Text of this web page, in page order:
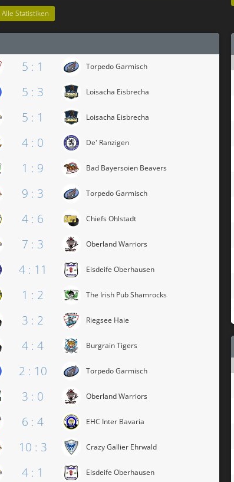
Alle Statistiken
5 : 1 Torpedo Garmisch
5 : 3 Loisacha Eisbrecha
5 : 1 Loisacha Eisbrecha
4 : 0 De' Ranzigen
1 : 9 Bad Bayersoien Beavers
9 : 3 Torpedo Garmisch
4 : 6 Chiefs Ohlstadt
7 : 3 Oberland Warriors
4 : 11 Eisdeife Oberhausen
1 : 2 The Irish Pub Shamrocks
3 : 2 Riegsee Haie
4 : 4 Burgrain Tigers
2 : 10 Torpedo Garmisch
3 : 0 Oberland Warriors
6 : 4 EHC Inter Bavaria
10 : 3 Crazy Gallier Ehrwald
4 : 1 Eisdeife Oberhausen